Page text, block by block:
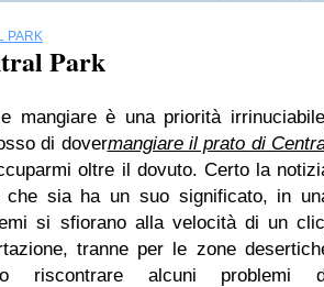
PARK
Park
mangiare è una priorità
di dovermangiare il prato di
oltre il dovuto. Certo la
che sia ha un suo significato, in
si sfiorano alla velocità di un
tranne per le zone
riscontrare alcuni problemi